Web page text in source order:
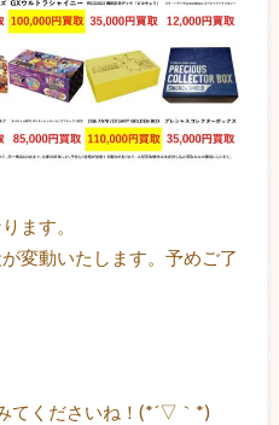
ます。
変動いたします。予めご了
てくださいね！(*´▽｀*)